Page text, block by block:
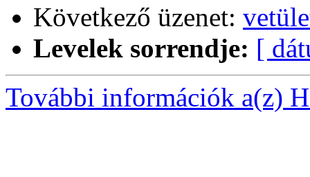
Következő üzenet:
Levelek sorrendje: [
További információk a(z)